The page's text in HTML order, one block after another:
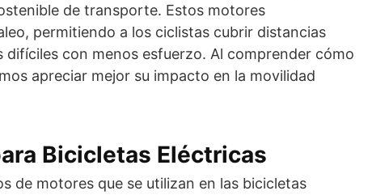
de transporte. Estos motores
permitiendo a los ciclistas cubrir distancias
con menos esfuerzo. Al comprender cómo
apreciar mejor su impacto en la movilidad
Bicicletas Eléctricas
de motores que se utilizan en las bicicletas